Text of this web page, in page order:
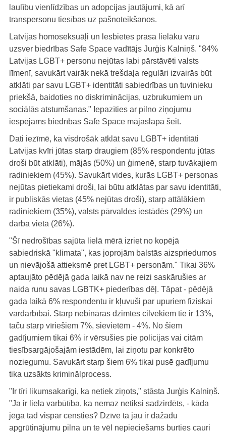
laulību vienlīdzības un adopcijas jautājumi, kā arī
transpersonu tiesības uz pašnoteikšanos.
Latvijas homoseksuāļi un lesbietes prasa lielāku varu
uzsver biedrības Safe Space vadītājs Jurģis Kalniņš. "84%
Latvijas LGBT+ personu nejūtas labi pārstāvēti valsts
līmenī, savukārt vairāk nekā trešdaļa regulāri izvairās būt
atklāti par savu LGBT+ identitāti sabiedrības un tuvinieku
priekšā, baidoties no diskriminācijas, uzbrukumiem un
sociālās atstumšanas." Iepazīties ar pilno ziņojumu
iespējams biedrības Safe Space mājaslapā šeit.
Dati iezīmē, ka visdrošāk atklāt savu LGBT+ identitāti
Latvijas kvīri jūtas starp draugiem (85% respondentu jūtas
droši būt atklāti), mājās (50%) un ģimenē, starp tuvākajiem
radiniekiem (45%). Savukārt vides, kurās LGBT+ personas
nejūtas pietiekami droši, lai būtu atklātas par savu identitāti,
ir publiskās vietas (45% nejūtas droši), starp attālākiem
radiniekiem (35%), valsts pārvaldes iestādēs (29%) un
darba vietā (26%).
"Šī nedrošības sajūta lielā mērā izriet no kopējā
sabiedriskā "klimata", kas joprojām balstās aizspriedumos
un nievājošā attieksmē pret LGBT+ personām." Tikai 36%
aptaujāto pēdējā gada laikā nav ne reizi saskārušies ar
naida runu savas LGBTK+ piederības dēļ. Tāpat - pēdējā
gada laikā 6% respondentu ir kļuvuši par upuriem fiziskai
vardarbībai. Starp nebināras dzimtes cilvēkiem tie ir 13%,
taču starp vīriešiem 7%, sievietēm - 4%. No šiem
gadījumiem tikai 6% ir vērsušies pie policijas vai citām
tiesībsargājošajām iestādēm, lai ziņotu par konkrēto
noziegumu. Savukārt starp šiem 6% tikai pusē gadījumu
tika uzsākts kriminālprocess.
"Ir tīri likumsakarīgi, ka netiek ziņots," stāsta Jurģis Kalniņš.
"Ja ir liela varbūtība, ka nemaz netiksi sadzirdēts, - kāda
jēga tad vispār censties? Dzīve tā jau ir dažādu
apgrūtinājumu pilna un te vēl nepieciešams burties cauri